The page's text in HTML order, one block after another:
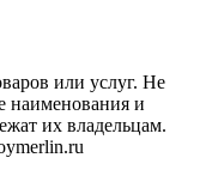
или услуг. Не
наименования и
их владельцам.